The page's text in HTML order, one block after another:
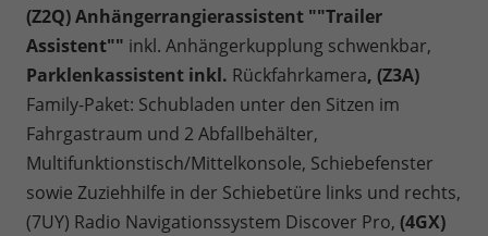
(Z2Q) Anhängerrangierassistent ""Trailer
Assistent"" inkl. Anhängerkupplung schwenkbar,
Parklenkassistent inkl. Rückfahrkamera, (Z3A)
Family-Paket: Schubladen unter den Sitzen im
Fahrgastraum und 2 Abfallbehälter,
Multifunktionstisch/Mittelkonsole, Schiebefenster
sowie Zuziehhilfe in der Schiebetüre links und rechts,
(7UY) Radio Navigationssystem Discover Pro, (4GX)